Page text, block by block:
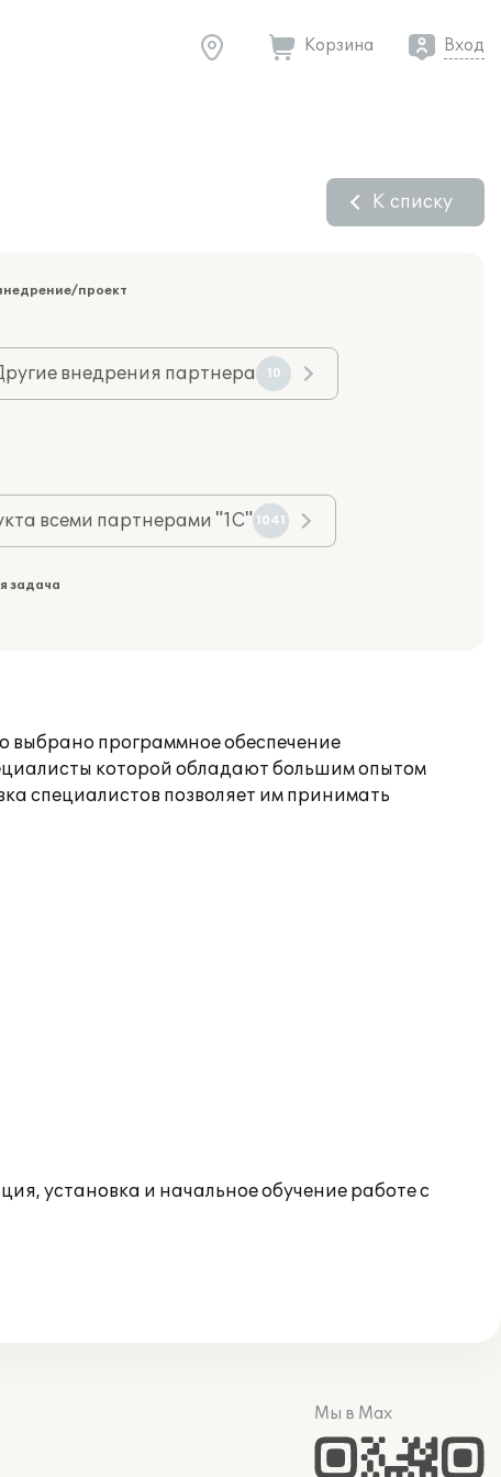
Корзина Вход
К списку
проект
внедрения партнера 10
всеми партнерами "1С" 1041
задача
выбрано программное обеспечение
которой обладают большим опытом
специалистов позволяет им принимать
установка и начальное обучение работе с
Мы в Max